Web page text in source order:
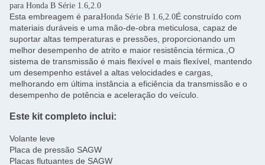
para Honda B Série 1.6,2.0
Esta embreagem é paraHonda Série B 1.6,2.0É construído com
materiais duráveis e uma mão-de-obra meticulosa, capaz de
suportar altas temperaturas e pressões, proporcionando um
melhor desempenho de atrito e maior resistência térmica.,O
sistema de transmissão é mais flexível e mais flexível, mantendo
um desempenho estável a altas velocidades e cargas,
melhorando em última instância a eficiência da transmissão e o
desempenho de potência e aceleração do veículo.
Este kit completo inclui:
Volante leve
Placa de pressão SAGW
Placas flutuantes de SAGW